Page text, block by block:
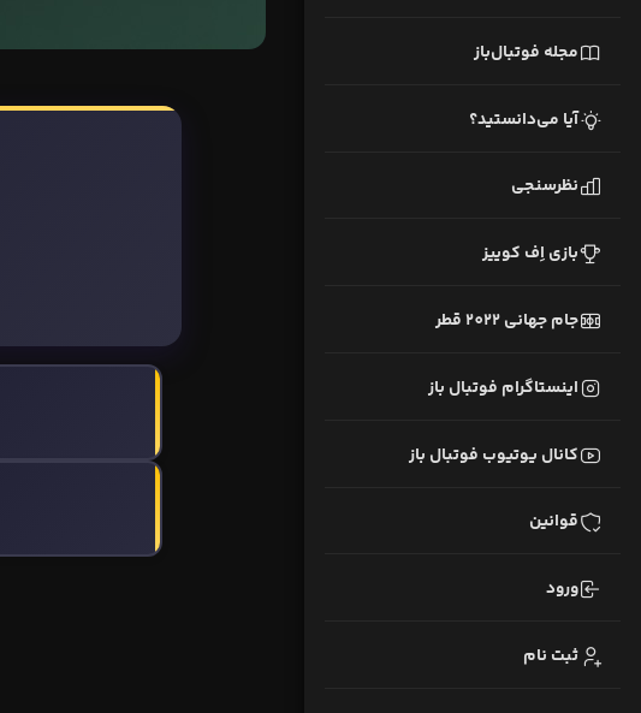
مجله فوتبال‌باز
آیا می‌دانستید؟
نظرسنجی
بازی اِف کوییز
جام جهانی 2022 قطر
اینستاگرام فوتبال باز
کانال یوتیوب فوتبال باز
قوانین
ورود
ثبت نام